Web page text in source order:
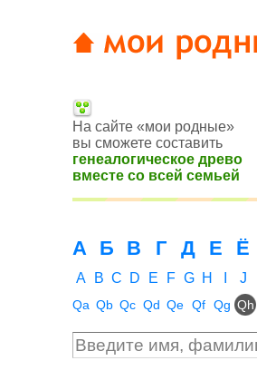
На сайте «мои родные»
вы сможете составить
генеалогическое древо
вместе со всей семьей
А Б В Г Д Е Ё
A B C D E F G H J
Qa Qb Qc Qd Qe Qf Qg Qh